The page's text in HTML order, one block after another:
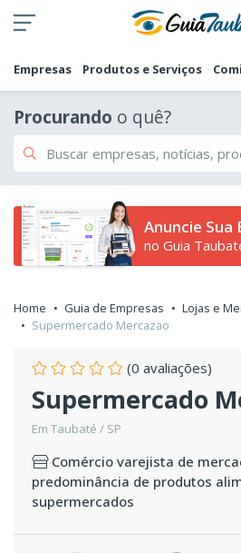
Empresas Produtos e Serviços
Procurando o quê?
Anuncie Sua
no Guia
Home Guia de Empresas Lojas e
Supermercado Mercazao
(0 avaliações)
Supermercado
Em Taubaté / SP
Comércio varejista de
predominância de produtos
supermercados